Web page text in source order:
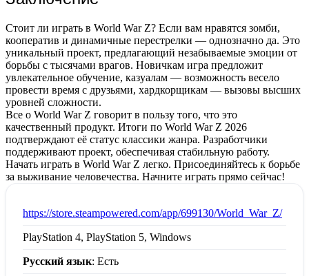
Стоит ли играть в World War Z? Если вам нравятся зомби,
кооператив и динамичные перестрелки — однозначно да. Это
уникальный проект, предлагающий незабываемые эмоции от
борьбы с тысячами врагов. Новичкам игра предложит
увлекательное обучение, казуалам — возможность весело
провести время с друзьями, хардкорщикам — вызовы высших
уровней сложности.
Все о World War Z говорит в пользу того, что это
качественный продукт. Итоги по World War Z 2026
подтверждают её статус классики жанра. Разработчики
поддерживают проект, обеспечивая стабильную работу.
Начать играть в World War Z легко. Присоединяйтесь к борьбе
за выживание человечества. Начните играть прямо сейчас!
https://store.steampowered.com/app/699130/World_War_Z/
PlayStation 4, PlayStation 5, Windows
Русский язык: Есть